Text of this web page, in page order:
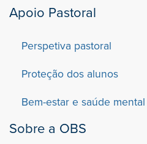
Apoio Pastoral
Perspetiva pastoral
Proteção dos alunos
Bem-estar e saúde mental
Sobre a OBS